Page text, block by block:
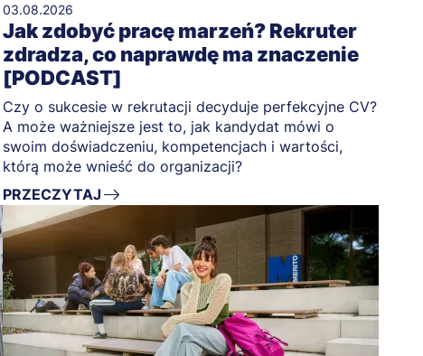
03.08.2026
Jak zdobyć pracę marzeń? Rekruter
zdradza, co naprawdę ma znaczenie
[PODCAST]
Czy o sukcesie w rekrutacji decyduje perfekcyjne CV?
A może ważniejsze jest to, jak kandydat mówi o
swoim doświadczeniu, kompetencjach i wartości,
którą może wnieść do organizacji?
PRZECZYTAJ